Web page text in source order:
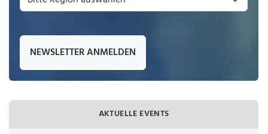
NEWSLETTER ANMELDEN
AKTUELLE EVENTS